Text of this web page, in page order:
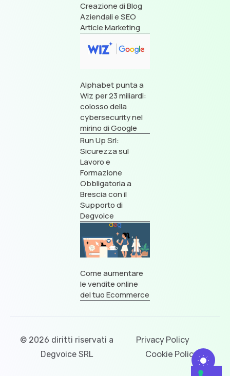
Creazione di Blog
Aziendali e SEO
Article Marketing
Alphabet punta a
Wiz per 23 miliardi:
colosso della
cybersecurity nel
mirino di Google
Run Up Srl:
Sicurezza sul
Lavoro e
Formazione
Obbligatoria a
Brescia con il
Supporto di
Degvoice
Come aumentare
le vendite online
del tuo Ecommerce
© 2026 diritti riservati a
Degvoice SRL
Privacy Policy
Cookie Policy